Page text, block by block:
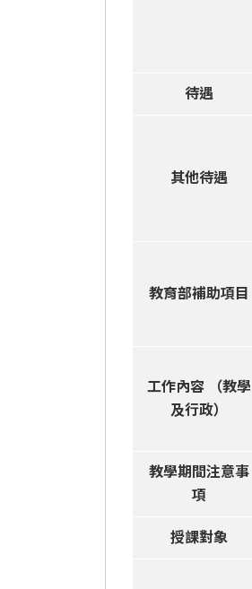
待遇
其他待遇
教育部補助項目
工作內容 （教學
及行政）
教學期間注意事
項
授課對象